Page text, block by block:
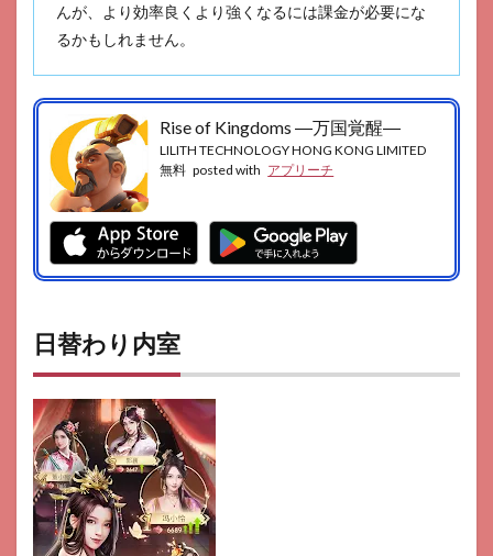
んが、より効率良くより強くなるには課金が必要にな
るかもしれません。
Rise of Kingdoms ―万国覚醒―
LILITH TECHNOLOGY HONG KONG LIMITED
無料 posted with アプリーチ
日替わり内室